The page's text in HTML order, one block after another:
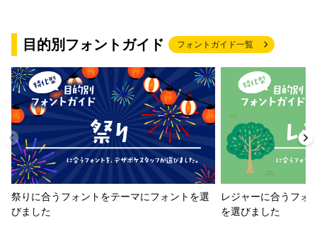
目的別フォントガイド フォントガイド一覧
祭りに合うフォントをテーマにフォントを選
びました
レジャーに合うフォ
を選びました